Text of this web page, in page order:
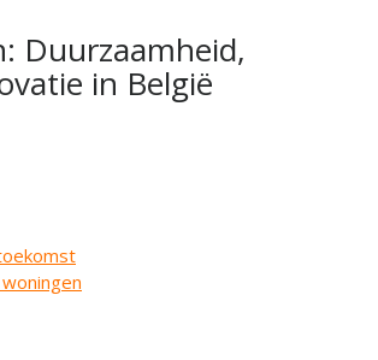
Duurzaamheid,
in België